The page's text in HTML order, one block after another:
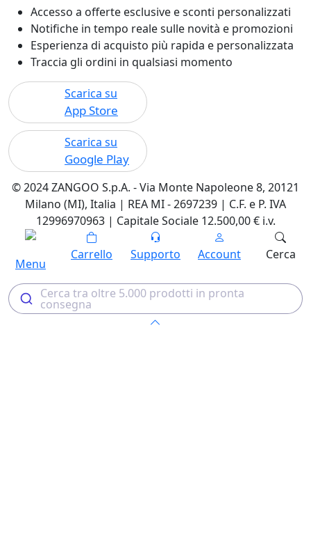
Accesso a offerte esclusive e sconti personalizzati
Notifiche in tempo reale sulle novità e promozioni
Esperienza di acquisto più rapida e personalizzata
Traccia gli ordini in qualsiasi momento
Scarica su
App Store
Scarica su
Google Play
© 2024 ZANGOO S.p.A. - Via Monte Napoleone 8, 20121
Milano (MI), Italia | REA MI - 2697239 | C.F. e P. IVA
12996970963 | Capitale Sociale 12.500,00 € i.v.
Menu
Carrello Supporto Account Cerca
Cerca tra oltre 5.000 prodotti in pronta
consegna